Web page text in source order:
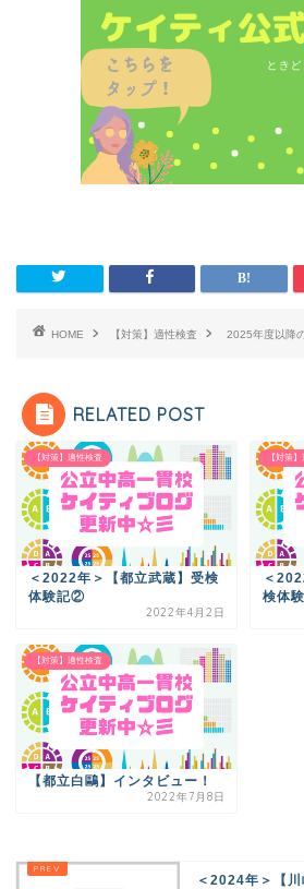
HOME 【対策】適性検査 2025年度以降
RELATED POST
【対策】適性検査
＜2022年＞【都立武蔵】受検
体験記②
2022年4月2日
【対策
＜
検体
【対策】適性検査
【都立白鷗】インタビュー！
2022年7月8日
＜2024年＞【川